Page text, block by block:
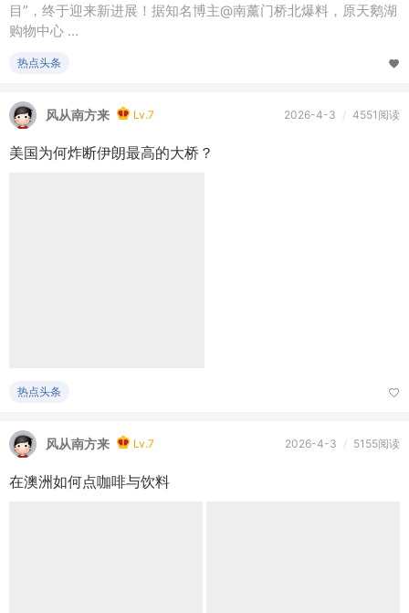
目”，终于迎来新进展！据知名博主@南薰门桥北爆料，原天鹅湖
购物中心 ...
热点头条
风从南方来 Lv.7 2026-4-3 / 4551阅读
美国为何炸断伊朗最高的大桥？
热点头条
风从南方来 Lv.7 2026-4-3 / 5155阅读
在澳洲如何点咖啡与饮料